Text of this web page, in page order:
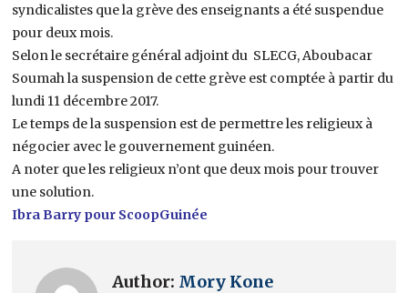
syndicalistes que la grève des enseignants a été suspendue
pour deux mois.
Selon le secrétaire général adjoint du SLECG, Aboubacar
Soumah la suspension de cette grève est comptée à partir du
lundi 11 décembre 2017.
Le temps de la suspension est de permettre les religieux à
négocier avec le gouvernement guinéen.
A noter que les religieux n’ont que deux mois pour trouver
une solution.
Ibra Barry pour ScoopGuinée
Author: Mory Kone